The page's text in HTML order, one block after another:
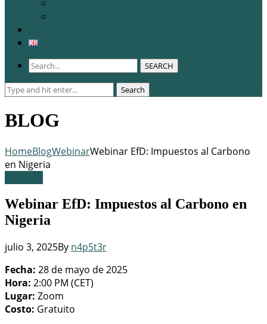
SEARCH
Search
Search
BLOG
HomeBlogWebinarWebinar EfD: Impuestos al Carbono
en Nigeria
Webinar EfD: Impuestos al Carbono en
Nigeria
julio 3, 2025By n4p5t3r
Fecha: 28 de mayo de 2025
Hora: 2:00 PM (CET)
Lugar: Zoom
Costo: Gratuito